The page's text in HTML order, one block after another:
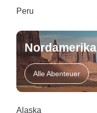
Peru
Nordamerika
Alle Abenteuer
Alaska